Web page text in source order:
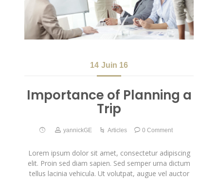
14 Juin 16
Importance of Planning a
Trip
yannickGE Articles 0 Comment
Lorem ipsum dolor sit amet, consectetur adipiscing
elit. Proin sed diam sapien. Sed semper urna dictum
tellus lacinia vehicula. Ut volutpat, augue vel auctor